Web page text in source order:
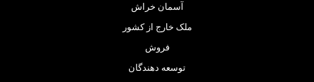
آسمان خراش
ملک خارج از کشور
فروش
توسعه دهندگان